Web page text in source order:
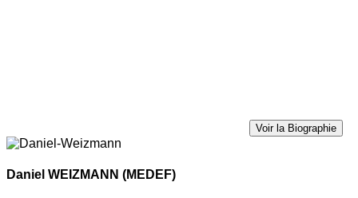
Voir la Biographie
Daniel WEIZMANN (MEDEF)